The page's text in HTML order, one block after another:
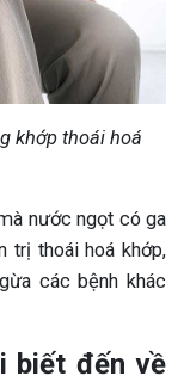
khớp thoái hoá
nước ngọt có ga
trị thoái hoá khớp,
các bệnh khác
biết đến về